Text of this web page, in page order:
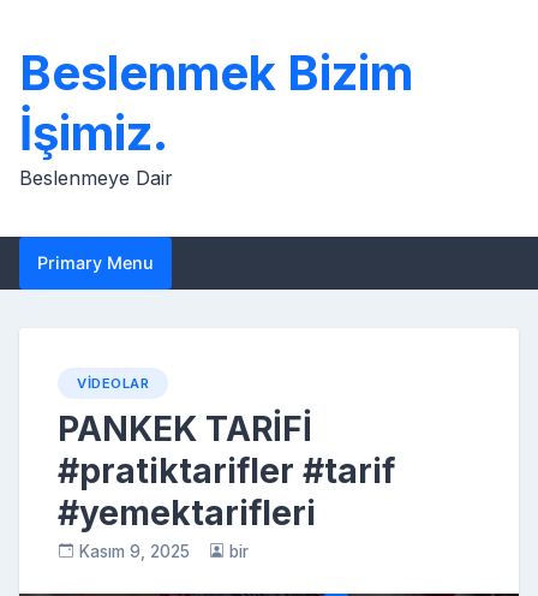
content
Beslenmek Bizim
İşimiz.
Beslenmeye Dair
Primary Menu
VIDEOLAR
PANKEK TARİFİ
#pratiktarifler #tarif
#yemektarifleri
Kasım 9, 2025 bir